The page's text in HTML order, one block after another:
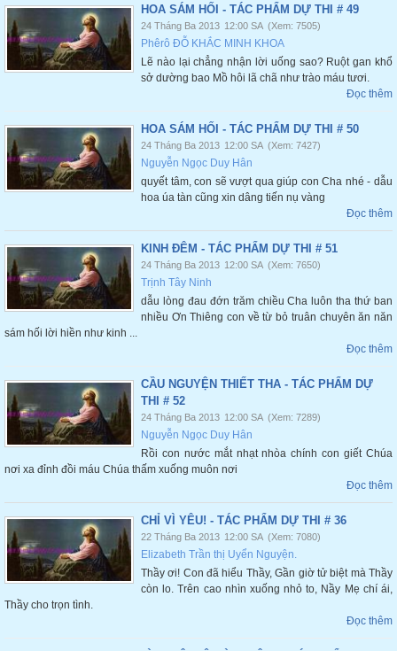
HOA SÁM HỐI - TÁC PHẨM DỰ THI # 49
24 Tháng Ba 2013 12:00 SA (Xem: 7505)
Phêrô ĐỖ KHẮC MINH KHOA
Lẽ nào lại chẳng nhận lời uống sao? Ruột gan khổ
sở dường bao Mồ hôi lã chã như trào máu tươi.
Đọc thêm
HOA SÁM HỐI - TÁC PHẨM DỰ THI # 50
24 Tháng Ba 2013 12:00 SA (Xem: 7427)
Nguyễn Ngọc Duy Hân
quyết tâm, con sẽ vượt qua giúp con Cha nhé - dẫu
hoa úa tàn cũng xin dâng tiến nụ vàng
Đọc thêm
KINH ĐÊM - TÁC PHẨM DỰ THI # 51
24 Tháng Ba 2013 12:00 SA (Xem: 7650)
Trịnh Tây Ninh
dẫu lòng đau đớn trăm chiều Cha luôn tha thứ ban
nhiều Ơn Thiêng con về từ bỏ truân chuyên ăn năn
sám hối lời hiền như kinh ...
Đọc thêm
CẦU NGUYỆN THIẾT THA - TÁC PHẨM DỰ
THI # 52
24 Tháng Ba 2013 12:00 SA (Xem: 7289)
Nguyễn Ngọc Duy Hân
Rồi con nước mắt nhạt nhòa chính con giết Chúa
nơi xa đỉnh đồi máu Chúa thấm xuống muôn nơi
Đọc thêm
CHỈ VÌ YÊU! - TÁC PHẨM DỰ THI # 36
22 Tháng Ba 2013 12:00 SA (Xem: 7080)
Elizabeth Trần thị Uyển Nguyện.
Thầy ơi! Con đã hiểu Thầy, Gần giờ tử biệt mà Thầy
còn lo. Trên cao nhìn xuống nhỏ to, Nầy Mẹ chí ái,
Thầy cho trọn tình.
Đọc thêm